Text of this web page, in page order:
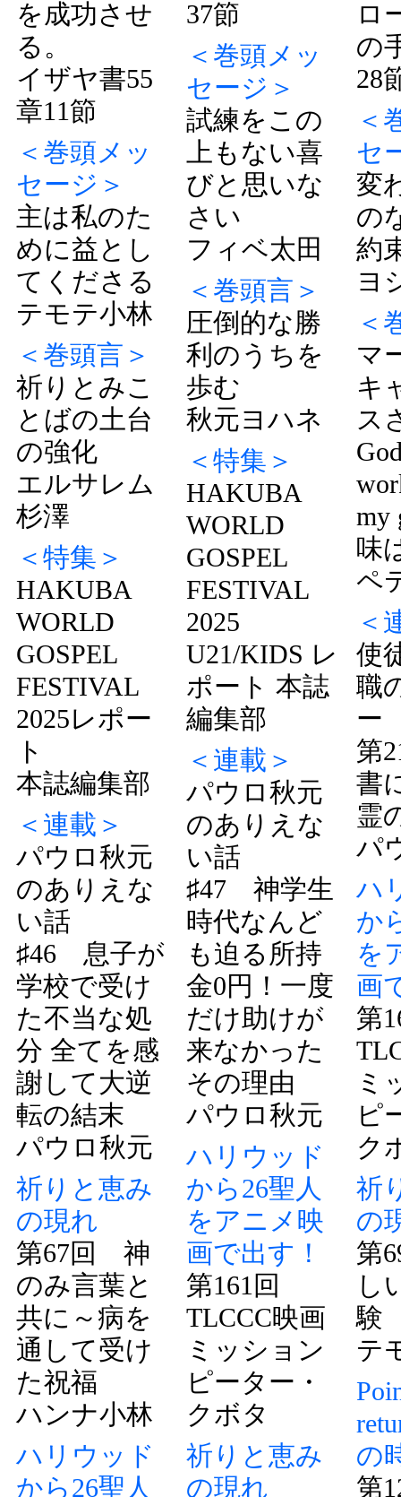
を成功させ
る。
イザヤ書55
章11節
＜巻頭メッ
セージ＞
主は私のた
めに益とし
てくださる
テモテ小林
＜巻頭言＞
祈りとみこ
とばの土台
の強化
エルサレム
杉澤
＜特集＞
HAKUBA
WORLD
GOSPEL
FESTIVAL
2025レポー
ト
本誌編集部
＜連載＞
パウロ秋元
のありえな
い話
♯46 息子が
学校で受け
た不当な処
分 全てを感
謝して大逆
転の結末
パウロ秋元
祈りと恵み
の現れ
第67回 神
のみ言葉と
共に～病を
通して受け
た祝福
ハンナ小林
ハリウッド
から26聖人
37節
＜巻頭メッ
セージ＞
試練をこの
上もない喜
びと思いな
さい
フィベ太田
＜巻頭言＞
圧倒的な勝
利のうちを
歩む
秋元ヨハネ
＜特集＞
HAKUBA
WORLD
GOSPEL
FESTIVAL
2025
U21/KIDS レ
ポート 本誌
編集部
＜連載＞
パウロ秋元
のありえな
い話
♯47 神学生
時代なんど
も迫る所持
金0円！一度
だけ助けが
来なかった
その理由
パウロ秋元
ハリウッド
から26聖人
をアニメ映
画で出す！
第161回
TLCCC映画
ミッション
ピーター・
クボタ
祈りと恵み
の現れ
ロ
の
28
＜
セ
変
の
約
ヨ
＜
マ
キ
ス
my
味
ペ
＜
使
職
ー
第
書
霊
パ
ハ
か
を
画
第
ミ
ピ
ク
祈
の
第
し
験
テ
の
第